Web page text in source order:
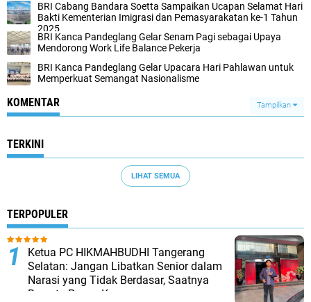
BRI Cabang Bandara Soetta Sampaikan Ucapan Selamat Hari
Bakti Kementerian Imigrasi dan Pemasyarakatan ke-1 Tahun
2025
BRI Kanca Pandeglang Gelar Senam Pagi sebagai Upaya
Mendorong Work Life Balance Pekerja
BRI Kanca Pandeglang Gelar Upacara Hari Pahlawan untuk
Memperkuat Semangat Nasionalisme
KOMENTAR Tampilkan
TERKINI
LIHAT SEMUA
TERPOPULER
Ketua PC HIKMAHBUDHI Tangerang
Selatan: Jangan Libatkan Senior dalam
Narasi yang Tidak Berdasar, Saatnya
Bersatu Pasca Kongres